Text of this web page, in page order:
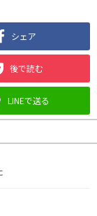
シェア
後で読む
LINEで送る